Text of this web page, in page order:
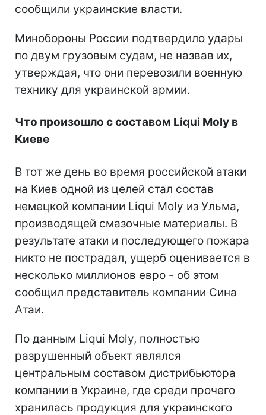
сообщили украинские власти.
Минобороны России подтвердило удары
по двум грузовым судам, не назвав их,
утверждая, что они перевозили военную
технику для украинской армии.
Что произошло с составом Liqui Moly в
Киеве
В тот же день во время российской атаки
на Киев одной из целей стал состав
немецкой компании Liqui Moly из Ульма,
производящей смазочные материалы. В
результате атаки и последующего пожара
никто не пострадал, ущерб оценивается в
несколько миллионов евро - об этом
сообщил представитель компании Сина
Атаи.
По данным Liqui Moly, полностью
разрушенный объект являлся
центральным составом дистрибьютора
компании в Украине, где среди прочего
хранилась продукция для украинского